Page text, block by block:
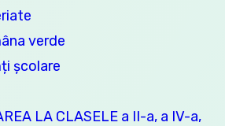
verde
școlare
LA CLASELE a II-a, a IV-a,